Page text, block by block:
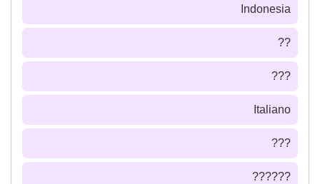
Indonesia
??
???
Italiano
???
??????